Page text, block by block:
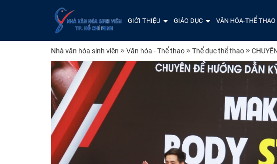
GIỚI THIỆU GIÁO DỤC VĂN HÓA-THỂ THAO
Nhà văn hóa sinh viên Văn hóa - Thể thao Thể dục thể thao